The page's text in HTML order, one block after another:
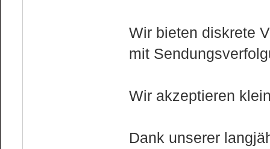
Wir bieten diskrete
mit
Wir akzeptieren
Dank unserer